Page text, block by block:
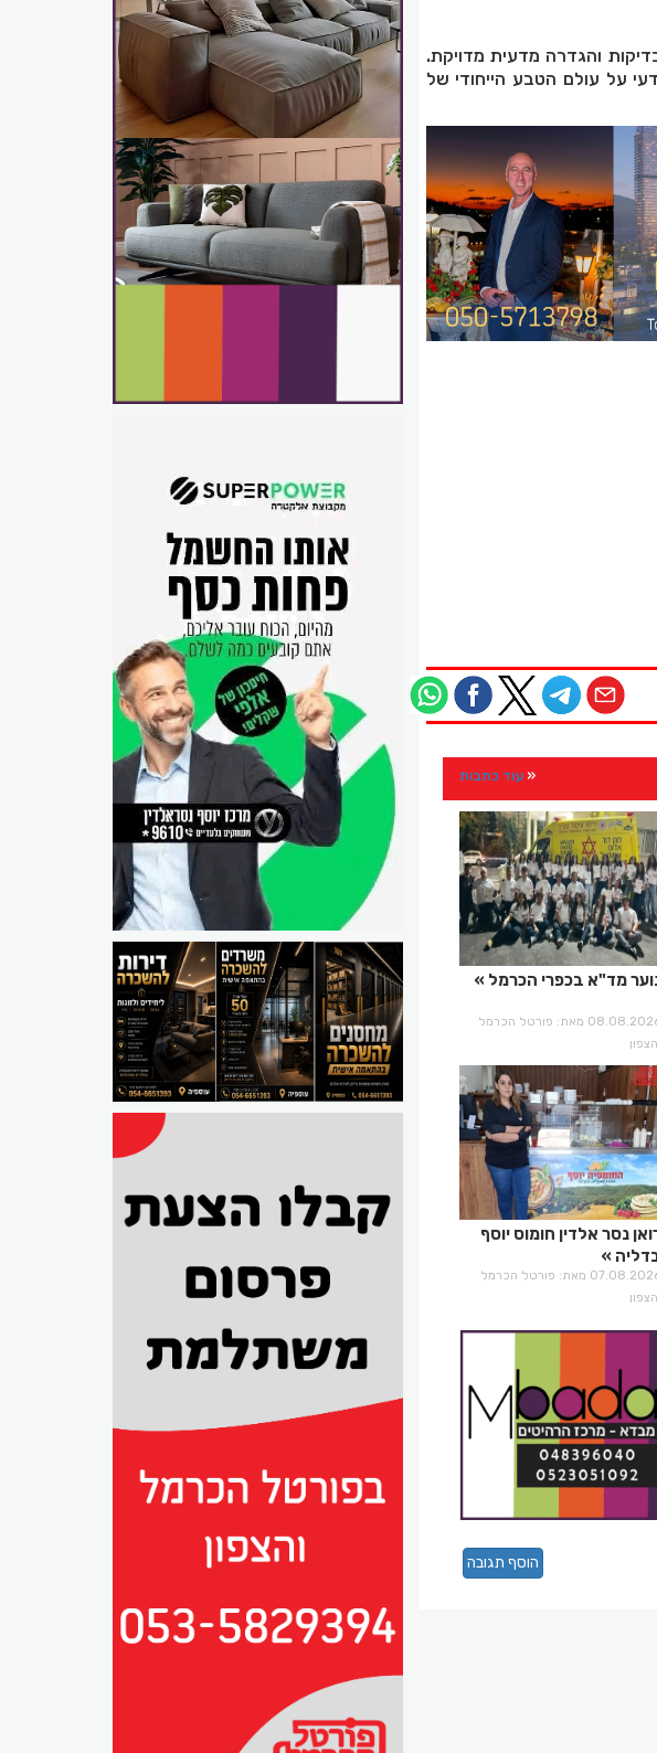
והגדרה מדעית מדויקת.
על עולם הטבע הייחודי של
עוד כתבות
מד"א בכפרי הכרמל
08.08.2026 מאת: פורטל הכרמל
נסר אלדין חומוס יוסף
07.08.2026 מאת: פורטל הכרמל
הוסף תגובה